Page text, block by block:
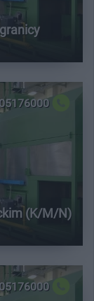
(K/M/N)